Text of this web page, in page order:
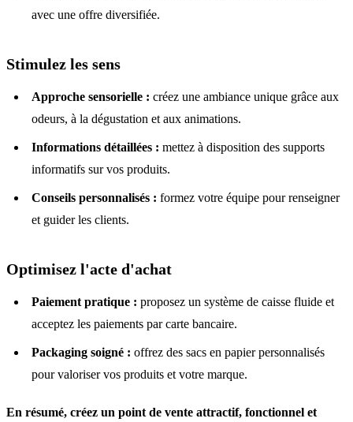
avec une offre diversifiée.
Stimulez les sens
Approche sensorielle : créez une ambiance unique grâce aux
odeurs, à la dégustation et aux animations.
Informations détaillées : mettez à disposition des supports
informatifs sur vos produits.
Conseils personnalisés : formez votre équipe pour renseigner
et guider les clients.
Optimisez l'acte d'achat
Paiement pratique : proposez un système de caisse fluide et
acceptez les paiements par carte bancaire.
Packaging soigné : offrez des sacs en papier personnalisés
pour valoriser vos produits et votre marque.
En résumé, créez un point de vente attractif, fonctionnel et